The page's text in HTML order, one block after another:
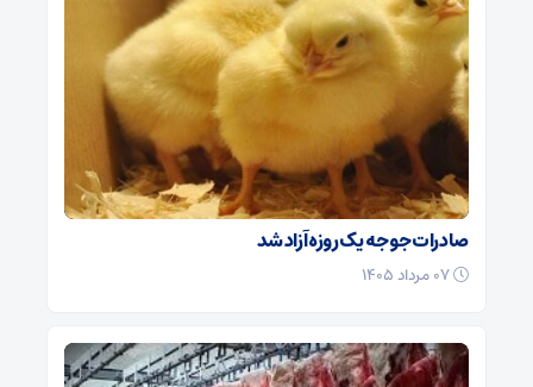
صادرات جوجه یک روزه آزاد شد